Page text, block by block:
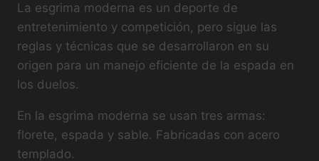
La esgrima moderna es un deporte de
entretenimiento y competición, pero sigue las
reglas y técnicas que se desarrollaron en su
origen para un manejo eficiente de la espada en
los duelos.
En la esgrima moderna se usan tres armas:
florete, espada y sable. Fabricadas con acero
templado.